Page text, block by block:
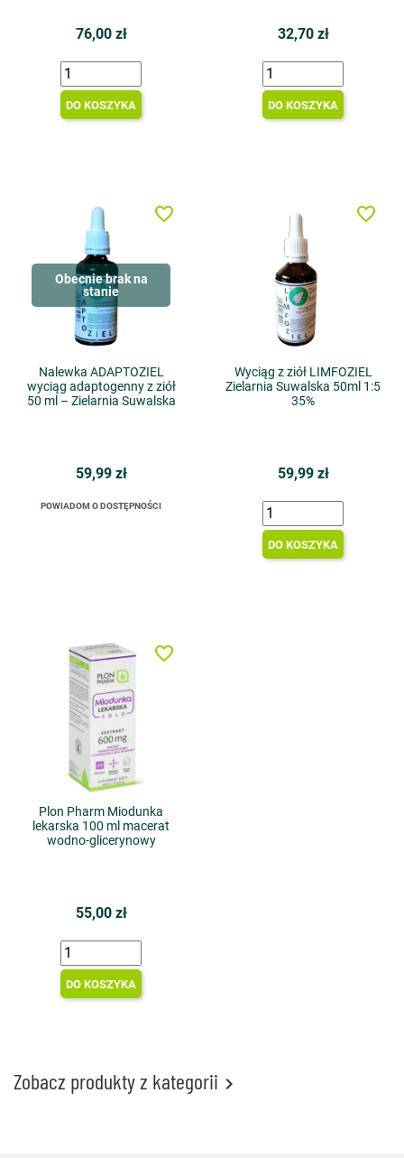
76,00 zł
DO KOSZYKA
32,70 zł
DO KOSZYKA
Obecnie brak na
stanie
Nalewka ADAPTOZIEL
wyciąg adaptogenny z ziół
50 ml – Zielarnia Suwalska
59,99 zł
POWIADOM O DOSTĘPNOŚCI
favorite_border
Wyciąg z ziół LIMFOZIEL
Zielarnia Suwalska 50ml 1:5
35%
59,99 zł
DO KOSZYKA
favorite_border
Plon Pharm Miodunka
lekarska 100 ml macerat
wodno-glicerynowy
55,00 zł
DO KOSZYKA
favorite_border
Zobacz produkty z kategorii 